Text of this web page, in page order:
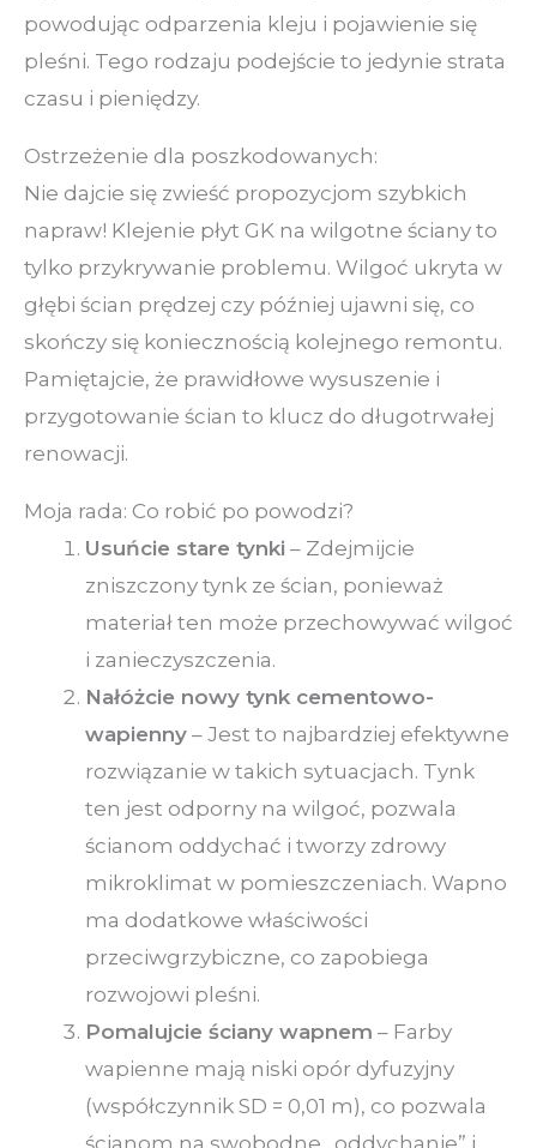
powodując odparzenia kleju i pojawienie się
pleśni. Tego rodzaju podejście to jedynie strata
czasu i pieniędzy.
Ostrzeżenie dla poszkodowanych:
Nie dajcie się zwieść propozycjom szybkich
napraw! Klejenie płyt GK na wilgotne ściany to
tylko przykrywanie problemu. Wilgoć ukryta w
głębi ścian prędzej czy później ujawni się, co
skończy się koniecznością kolejnego remontu.
Pamiętajcie, że prawidłowe wysuszenie i
przygotowanie ścian to klucz do długotrwałej
renowacji.
Moja rada: Co robić po powodzi?
Usuńcie stare tynki – Zdejmijcie
zniszczony tynk ze ścian, ponieważ
materiał ten może przechowywać wilgoć
i zanieczyszczenia.
Nałóżcie nowy tynk cementowo-
wapienny – Jest to najbardziej efektywne
rozwiązanie w takich sytuacjach. Tynk
ten jest odporny na wilgoć, pozwala
ścianom oddychać i tworzy zdrowy
mikroklimat w pomieszczeniach. Wapno
ma dodatkowe właściwości
przeciwgrzybiczne, co zapobiega
rozwojowi pleśni.
Pomalujcie ściany wapnem – Farby
wapienne mają niski opór dyfuzyjny
(współczynnik SD = 0,01 m), co pozwala
ścianom na swobodne „oddychanie” i